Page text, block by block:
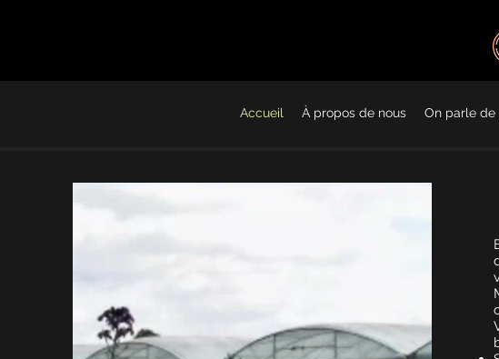
Accueil À propos de nous On parle de